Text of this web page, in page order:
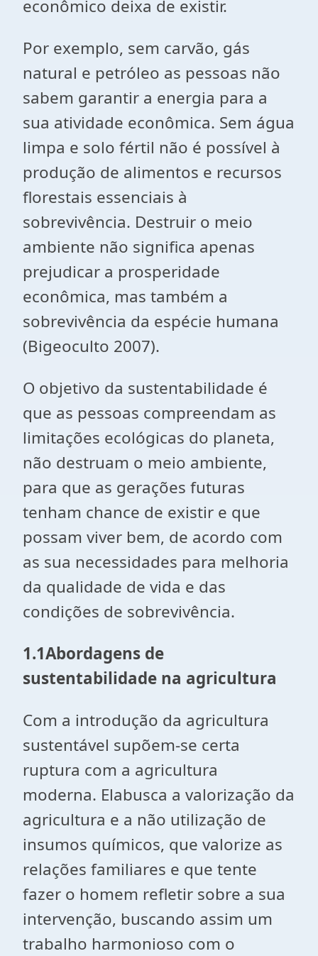
econômico deixa de existir.
Por exemplo, sem carvão, gás
natural e petróleo as pessoas não
sabem garantir a energia para a
sua atividade econômica. Sem água
limpa e solo fértil não é possível à
produção de alimentos e recursos
florestais essenciais à
sobrevivência. Destruir o meio
ambiente não significa apenas
prejudicar a prosperidade
econômica, mas também a
sobrevivência da espécie humana
(Bigeoculto 2007).
O objetivo da sustentabilidade é
que as pessoas compreendam as
limitações ecológicas do planeta,
não destruam o meio ambiente,
para que as gerações futuras
tenham chance de existir e que
possam viver bem, de acordo com
as sua necessidades para melhoria
da qualidade de vida e das
condições de sobrevivência.
1.1Abordagens de
sustentabilidade na agricultura
Com a introdução da agricultura
sustentável supõem-se certa
ruptura com a agricultura
moderna. Elabusca a valorização da
agricultura e a não utilização de
insumos químicos, que valorize as
relações familiares e que tente
fazer o homem refletir sobre a sua
intervenção, buscando assim um
trabalho harmonioso com o